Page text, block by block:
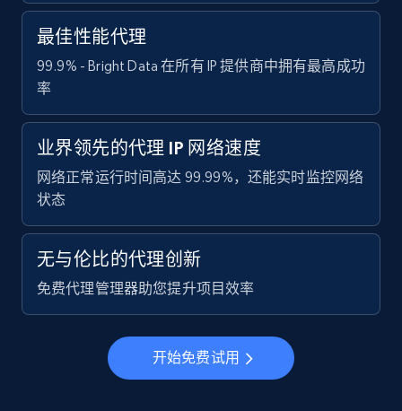
最佳性能代理
99.9% - Bright Data 在所有 IP 提供商中拥有最高成功
率
业界领先的代理 IP 网络速度
网络正常运行时间高达 99.99%，还能实时监控网络
状态
无与伦比的代理创新
免费代理管理器助您提升项目效率
开始免费试用